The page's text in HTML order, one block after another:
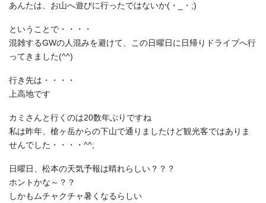
あんたは、お山へ遊びに行ったではないか(・_・;)
ということで・・・・
混雑するGWの人混みを避けて、この日曜日に日帰りドライブへ行
ってきました(^^)
行き先は・・・・
上高地です
カミさんと行くのは20数年ぶりですね
私は昨年、槍ヶ岳からの下山で通りましたけど観光客ではありま
せんでした・・・・^^;
日曜日、松本の天気予報は晴れらしい？？？
ホントかな～？？
しかもムチャクチャ暑くなるらしい